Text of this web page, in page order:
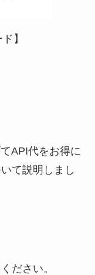
】
API代をお得に
て説明しまし
ださい。